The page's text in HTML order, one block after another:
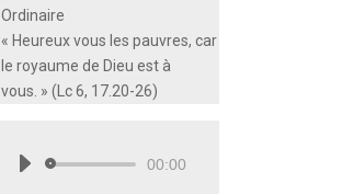
Ordinaire
« Heureux vous les pauvres, car
le royaume de Dieu est à
vous. » (Lc 6, 17.20-26)
Lecteur00:00